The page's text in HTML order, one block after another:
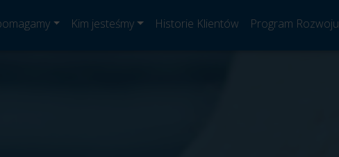
Kim jesteśmy Historie Klientów Program Rozwoju